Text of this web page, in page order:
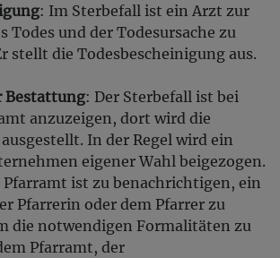
: Im Sterbefall ist ein Arzt zur
Todes und der Todesursache zu
stellt die Todesbescheinigung aus.
Bestattung: Der Sterbefall ist bei
anzuzeigen, dort wird die
In der Regel wird ein
eigener Wahl beigezogen.
Pfarramt ist zu benachrichtigen, ein
Pfarrerin oder dem Pfarrer zu
die notwendigen Formalitäten zu
Pfarramt, der